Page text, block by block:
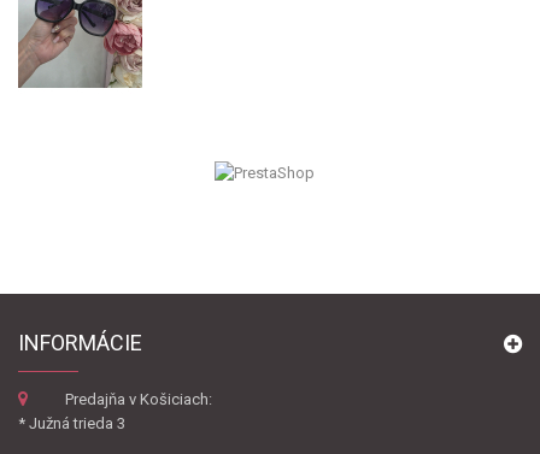
INFORMÁCIE
Predajňa v Košiciach:
* Južná trieda 3